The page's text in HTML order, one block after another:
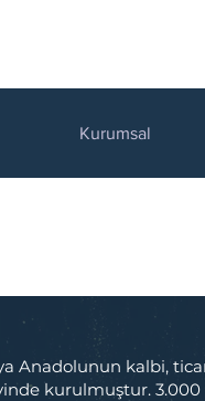
Kurumsal
Anadolunun kalbi,
kurulmuştur. 3.000